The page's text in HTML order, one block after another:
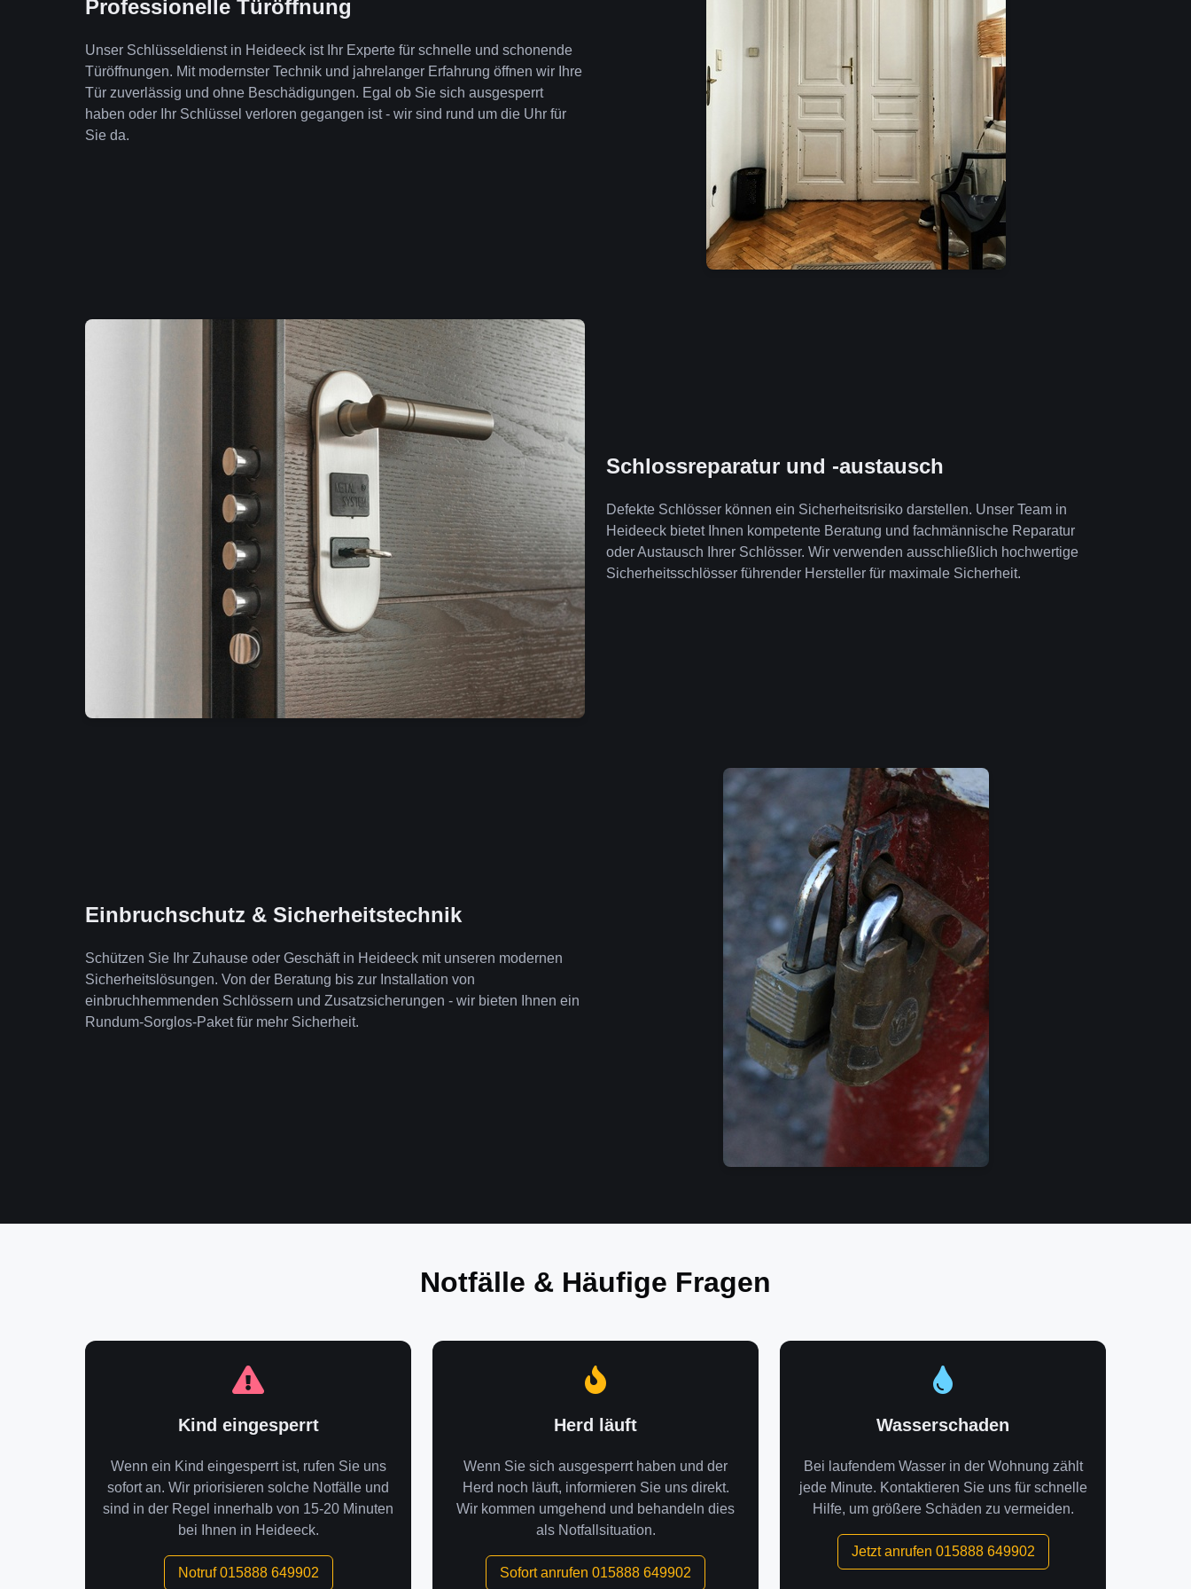
Professionelle Türöffnung
Unser Schlüsseldienst in Heideeck ist Ihr Experte für schnelle und schonende
Türöffnungen. Mit modernster Technik und jahrelanger Erfahrung öffnen wir Ihre
Tür zuverlässig und ohne Beschädigungen. Egal ob Sie sich ausgesperrt
haben oder Ihr Schlüssel verloren gegangen ist - wir sind rund um die Uhr für
Sie da.
Schlossreparatur und -austausch
Defekte Schlösser können ein Sicherheitsrisiko darstellen. Unser Team in
Heideeck bietet Ihnen kompetente Beratung und fachmännische Reparatur
oder Austausch Ihrer Schlösser. Wir verwenden ausschließlich hochwertige
Sicherheitsschlösser führender Hersteller für maximale Sicherheit.
Einbruchschutz & Sicherheitstechnik
Schützen Sie Ihr Zuhause oder Geschäft in Heideeck mit unseren modernen
Sicherheitslösungen. Von der Beratung bis zur Installation von
einbruchhemmenden Schlössern und Zusatzsicherungen - wir bieten Ihnen ein
Rundum-Sorglos-Paket für mehr Sicherheit.
Notfälle & Häufige Fragen
Kind eingesperrt
Wenn ein Kind eingesperrt ist, rufen Sie uns
sofort an. Wir priorisieren solche Notfälle und
sind in der Regel innerhalb von 15-20 Minuten
bei Ihnen in Heideeck.
Notruf 015888 649902
Herd läuft
Wenn Sie sich ausgesperrt haben und der
Herd noch läuft, informieren Sie uns direkt.
Wir kommen umgehend und behandeln dies
als Notfallsituation.
Sofort anrufen 015888 649902
Wasserschaden
Bei laufendem Wasser in der Wohnung zählt
jede Minute. Kontaktieren Sie uns für schnelle
Hilfe, um größere Schäden zu vermeiden.
Jetzt anrufen 015888 649902